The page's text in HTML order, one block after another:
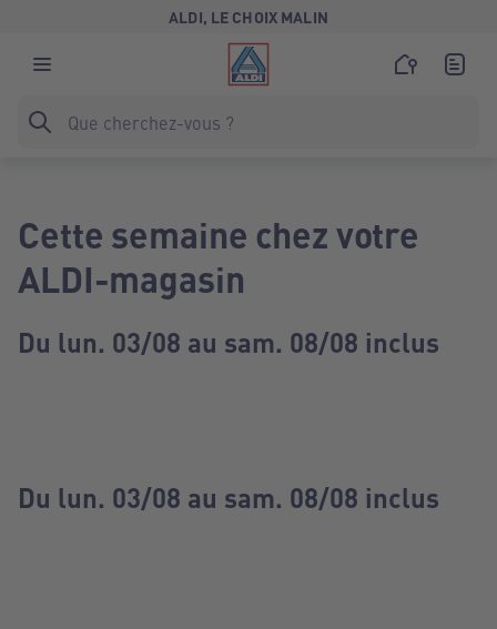
ALDI, LE CHOIX MALIN
Cette semaine chez votre
ALDI-magasin
Du lun. 03/08 au sam. 08/08 inclus
Du lun. 03/08 au sam. 08/08 inclus